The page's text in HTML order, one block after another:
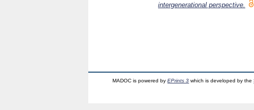
intergenerational perspective.
MADOC is powered byEPrints 3 which is developed by the